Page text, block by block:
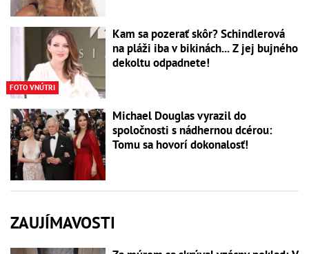
FOTO VNÚTRI
Kam sa pozerať skôr? Schindlerová
na pláži iba v bikinách... Z jej bujného
dekoltu odpadnete!
Michael Douglas vyrazil do
spoločnosti s nádhernou dcérou:
Tomu sa hovorí dokonalosť!
ZAUJÍMAVOSTI